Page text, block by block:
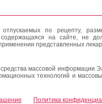
по рецепту,
на сайте, не
представленных
средства массовой
технологий и
Политика